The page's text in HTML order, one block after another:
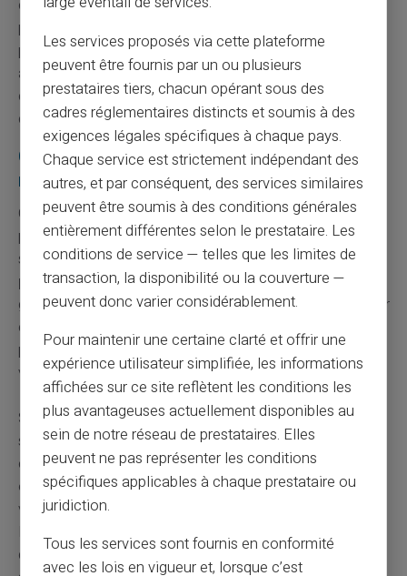
ce service au nom de la rentabilité, l'espace se libère
pour des acteurs qui en font, eux, le cœur de leur
proposition. C'est un repositionnement du marché
autant qu'un changement d'usage : les utilisateurs du
cash ne disparaissent pas, ils changent simplement
d'opérateur.
CardVeritas : une approche assumée du
rechargement par espèces
ChezCardVeritas, lerechargement par espècesn'est
pas une fonctionnalité périphérique appelée à être
supprimée au gré des ajustements de marge. C'est un
pilier de l'offre , conçu pour des utilisateurs qui veulent
garder la maîtrise de leur budget, payer sans exposer leur
compte bancaire principal, ou disposer d'un moyen de
paiement utilisable immédiatement, sans dépendre d'un
virement entrant.
Soyons clairs : les mêmes contraintes opérationnelles
s'appliquent à CardVeritas. Le même décalage entre le
crédit client et la remontée des fonds, les mêmes
obligations de conformité, la même rentabilité faible
voire négative sur ce canal. La différence n'est pas dans
la nature des contraintes, elle est dans la philosophie
d'entreprise. CardVeritas est d'abord construit autour du
Les services proposés via cette plateforme
peuvent être fournis par un ou plusieurs
prestataires tiers, chacun opérant sous des
cadres réglementaires distincts et soumis à des
exigences légales spécifiques à chaque pays.
Chaque service est strictement indépendant des
autres, et par conséquent, des services similaires
peuvent être soumis à des conditions générales
entièrement différentes selon le prestataire. Les
conditions de service — telles que les limites de
transaction, la disponibilité ou la couverture —
peuvent donc varier considérablement.
Pour maintenir une certaine clarté et offrir une
expérience utilisateur simplifiée, les informations
affichées sur ce site reflètent les conditions les
plus avantageuses actuellement disponibles au
sein de notre réseau de prestataires. Elles
peuvent ne pas représenter les conditions
spécifiques applicables à chaque prestataire ou
juridiction.
Tous les services sont fournis en conformité
avec les lois en vigueur et, lorsque c’est